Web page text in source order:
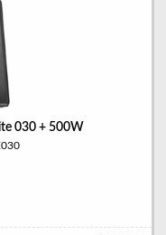
030 + 500W